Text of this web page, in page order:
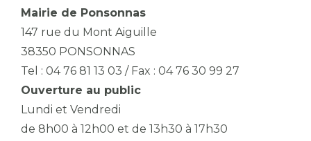
Mairie de Ponsonnas
147 rue du Mont Aiguille
38350 PONSONNAS
Tel : 04 76 81 13 03 / Fax : 04 76 30 99 27
Ouverture au public
Lundi et Vendredi
de 8h00 à 12h00 et de 13h30 à 17h30